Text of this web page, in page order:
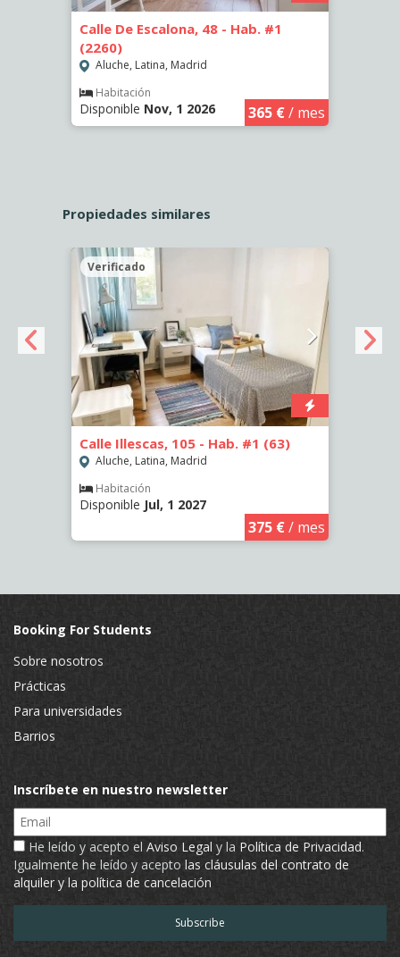
Calle De Escalona, 48 - Hab. #1
(2260)
Aluche, Latina, Madrid
Habitación
Disponible Nov, 1 2026 365 €/ mes
Propiedades similares
Verificado
Calle Illescas, 105 - Hab. #1 (63)
Aluche, Latina, Madrid
Habitación
Disponible Jul, 1 2027
375 €/ mes
Booking For Students
Sobre nosotros
Prácticas
Para universidades
Barrios
Inscríbete en nuestro newsletter
Email
He leído y acepto el Aviso Legal y la Política de Privacidad.
Igualmente he leído y acepto las cláusulas del contrato de
alquiler y la política de cancelación